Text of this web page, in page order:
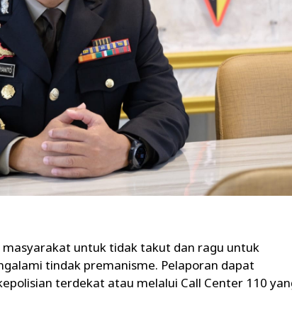
masyarakat untuk tidak takut dan ragu untuk
tindak premanisme. Pelaporan dapat
terdekat atau melalui Call Center 110